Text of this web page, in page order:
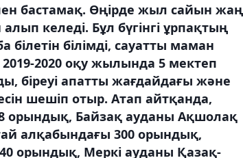
бастамақ. Өңірде жыл сайын
келеді. Бұл бүгінгі ұрпақтың
білетін білімді, сауатты маман
2020 оқу жылында 5 мектеп
біреуі апатты жағдайдағы және
шешіп отыр. Атап айтқанда,
орындық, Байзақ ауданы Ақшолақ
алқабындағы 300 орындық,
орындық, Меркі ауданы Қазақ-